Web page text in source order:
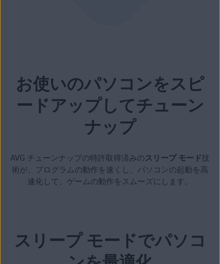
お使いのパソコンをスピ
ードアップしてチューン
ナップ
AVG チューンナップの特許取得済みのスリープ モード技
術が、プログラムの動作を速くし 、 パソコンの起動を高
速化して 、 ゲームの動作をスムーズにします 。
スリープ モードでパソコ